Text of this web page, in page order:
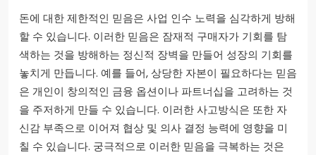
돈에 대한 제한적인 믿음은 사업 인수 노력을 심각하게 방해
할 수 있습니다. 이러한 믿음은 잠재적 구매자가 기회를 탐
색하는 것을 방해하는 정신적 장벽을 만들어 성장의 기회를
놓치게 만듭니다. 예를 들어, 상당한 자본이 필요하다는 믿음
은 개인이 창의적인 금융 옵션이나 파트너십을 고려하는 것
을 주저하게 만들 수 있습니다. 이러한 사고방식은 또한 자
신감 부족으로 이어져 협상 및 의사 결정 능력에 영향을 미
칠 수 있습니다. 궁극적으로 이러한 믿음을 극복하는 것은